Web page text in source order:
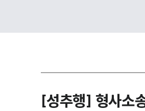
[성추행] 형사소